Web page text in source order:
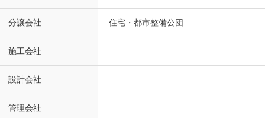
分譲会社 住宅・都市整備公団
施工会社
設計会社
管理会社